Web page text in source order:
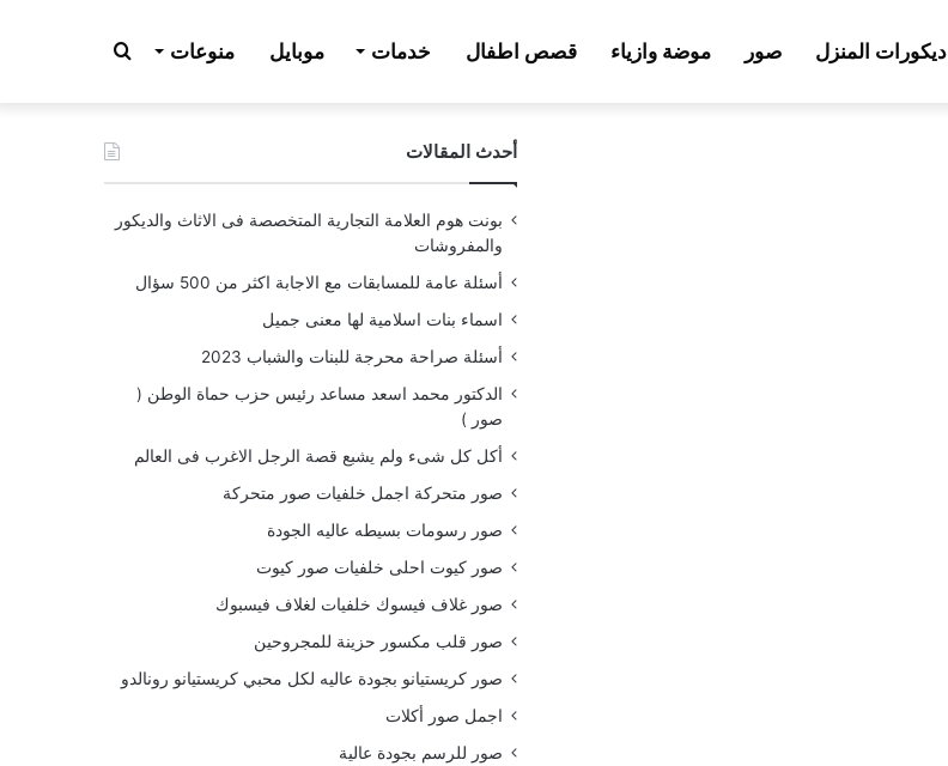
ديكورات المنزل صور موضة وازياء قصص اطفال خدمات موبايل منوعات بحث
عن أحدث المقالات
بونت هوم العلامة التجارية المتخصصة فى الاثاث والديكور
والمفروشات
أسئلة عامة للمسابقات مع الاجابة اكثر من 500 سؤال
اسماء بنات اسلامية لها معنى جميل
أسئلة صراحة محرجة للبنات والشباب 2023
الدكتور محمد اسعد مساعد رئيس حزب حماة الوطن (
صور )
أكل كل شىء ولم يشبع قصة الرجل الاغرب فى العالم
صور متحركة اجمل خلفيات صور متحركة
صور رسومات بسيطه عاليه الجودة
صور كيوت احلى خلفيات صور كيوت
صور غلاف فيسوك خلفيات لغلاف فيسبوك
صور قلب مكسور حزينة للمجروحين
صور كريستيانو بجودة عاليه لكل محبي كريستيانو رونالدو
اجمل صور أكلات
صور للرسم بجودة عالية